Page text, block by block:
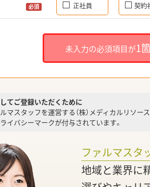
必須 正社員 契約
未入力の必須項目が1
てご登録いただくために
マスタッフを運営する（株）メディカルリソ
イバシーマークが付与されています。
ファルマスタ
地域と業界に